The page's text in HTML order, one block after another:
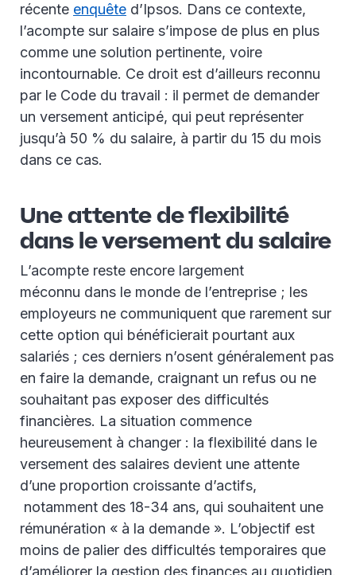
récente enquête d’Ipsos. Dans ce contexte,
l’acompte sur salaire s’impose de plus en plus
comme une solution pertinente, voire
incontournable. Ce droit est d’ailleurs reconnu
par le Code du travail : il permet de demander
un versement anticipé, qui peut représenter
jusqu’à 50 % du salaire, à partir du 15 du mois
dans ce cas.
Une attente de flexibilité
dans le versement du salaire
L’acompte reste encore largement
méconnu dans le monde de l’entreprise ; les
employeurs ne communiquent que rarement sur
cette option qui bénéficierait pourtant aux
salariés ; ces derniers n’osent généralement pas
en faire la demande, craignant un refus ou ne
souhaitant pas exposer des difficultés
financières. La situation commence
heureusement à changer : la flexibilité dans le
versement des salaires devient une attente
d’une proportion croissante d’actifs,
notamment des 18-34 ans, qui souhaitent une
rémunération « à la demande ». L’objectif est
moins de palier des difficultés temporaires que
d’améliorer la gestion des finances au quotidien.